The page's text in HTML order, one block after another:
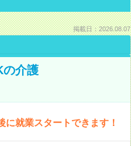
掲載日：2026.08.07
の介護
就業スタートできます！